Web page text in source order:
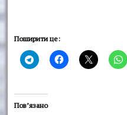
Поширити це:
Пов’язано